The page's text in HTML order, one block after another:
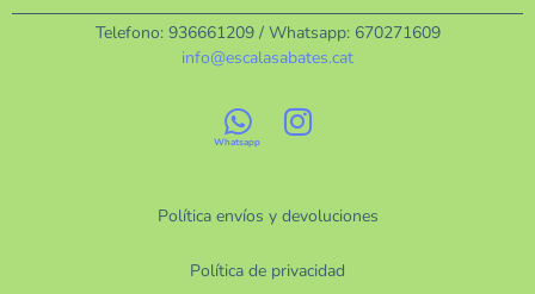
Política envíos y devoluciones
Política de privacidad
Telefono: 936661209/ Whatsapp: 670271609
info@escalasabates.cat